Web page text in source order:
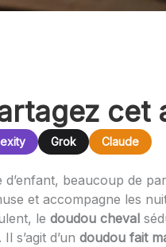
cet
Grok Claude
beaucoup de
et accompagne les
le doudou cheval
s’agit d’un doudou fait